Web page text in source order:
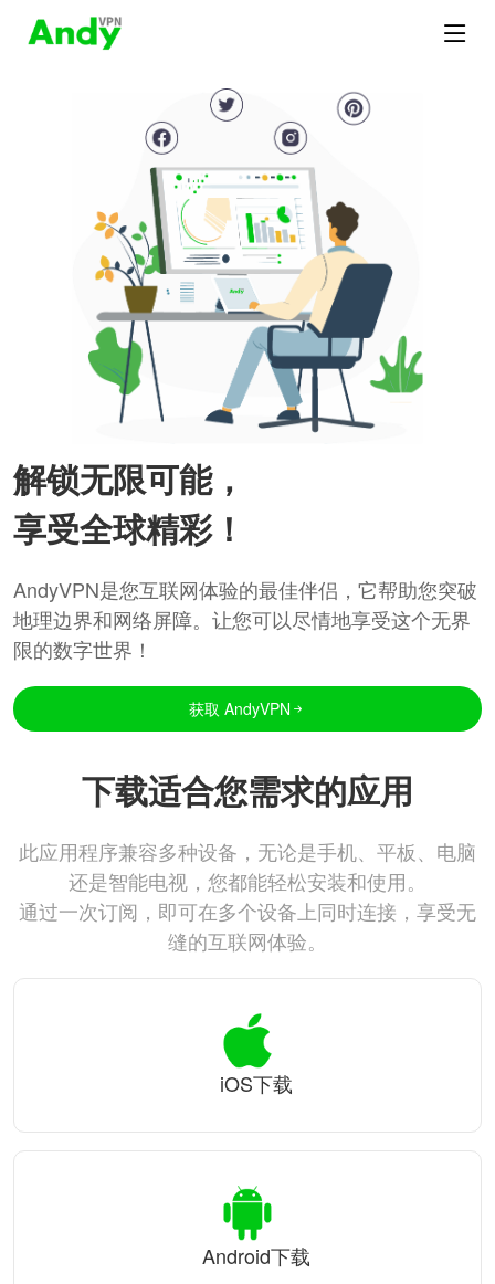
解锁无限可能，
享受全球精彩！
AndyVPN是您互联网体验的最佳伴侣，它帮助您突破
地理边界和网络屏障。让您可以尽情地享受这个无界
限的数字世界！
获取 AndyVPN
下载适合您需求的应用
此应用程序兼容多种设备，无论是手机、平板、电脑
还是智能电视，您都能轻松安装和使用。
通过一次订阅，即可在多个设备上同时连接，享受无
缝的互联网体验。
iOS下载
Android下载